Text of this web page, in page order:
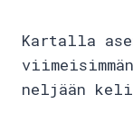
Kartalla
neljään